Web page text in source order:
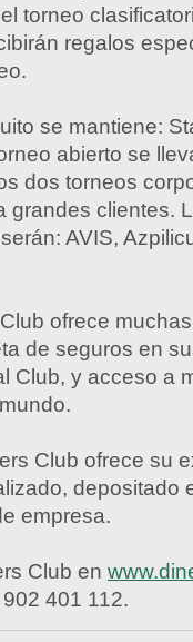
torneo
regalos
se mantiene:
abierto se
dos torneos
grandes clientes.
AVIS,
ofrece
de seguros en
Club, y acceso a
Club ofrece su
depositado
empresa.
Club en
401 112.